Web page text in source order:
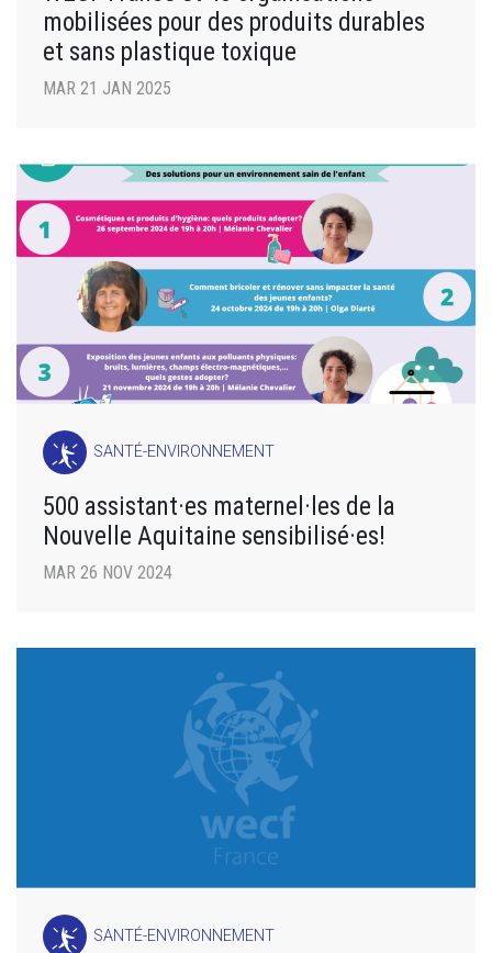
mobilisées pour des produits durables
et sans plastique toxique
MAR 21 JAN 2025
SANTÉ-ENVIRONNEMENT
500 assistant·es maternel·les de la
Nouvelle Aquitaine sensibilisé·es!
MAR 26 NOV 2024
SANTÉ-ENVIRONNEMENT